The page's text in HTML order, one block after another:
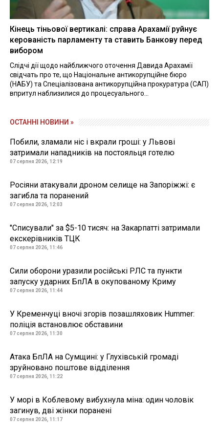
Кінець тіньової вертикалі: справа Арахамії руйнує
керованість парламенту та ставить Банкову перед
вибором
Слідчі дії щодо найближчого оточення Давида Арахамії
свідчать про те, що Національне антикорупційне бюро
(НАБУ) та Спеціалізована антикорупційна прокуратура (САП)
впритул наблизилися до процесуального...
ОСТАННІ НОВИНИ »
Побили, зламали ніс і вкрали гроші: у Львові
затримали нападників на постояльця готелю
07 серпня 2026, 12:19
Росіяни атакували дроном селище на Запоріжжі: є
загибла та поранений
07 серпня 2026, 12:03
"Списували" за $5-10 тисяч: на Закарпатті затримали
екскерівників ТЦК
07 серпня 2026, 11:46
Сили оборони уразили російські РЛС та пункти
запуску ударних БпЛА в окупованому Криму
07 серпня 2026, 11:44
У Кременчуці вночі згорів позашляховик Hummer:
поліція встановлює обставини
07 серпня 2026, 11:30
Атака БпЛА на Сумщині: у Глухівській громаді
зруйновано поштове відділення
07 серпня 2026, 11:22
У морі в Коблевому вибухнула міна: один чоловік
загинув, дві жінки поранені
07 серпня 2026, 11:17